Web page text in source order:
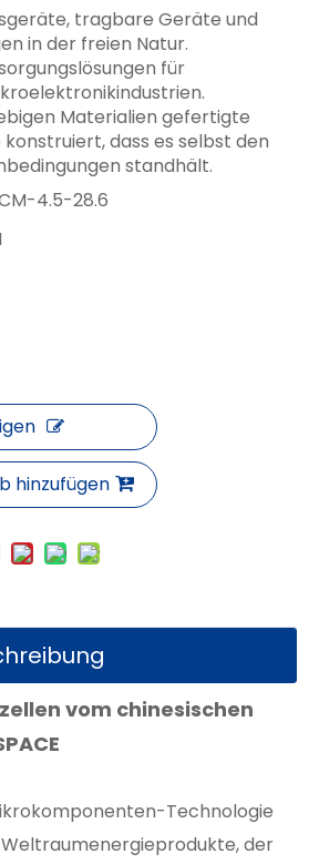
tragbare Geräte und
in der freien Natur.
für
Materialien gefertigte
dass es selbst den
standhält.
4.5-28.6
hinzufügen
vom chinesischen
Technologie
der